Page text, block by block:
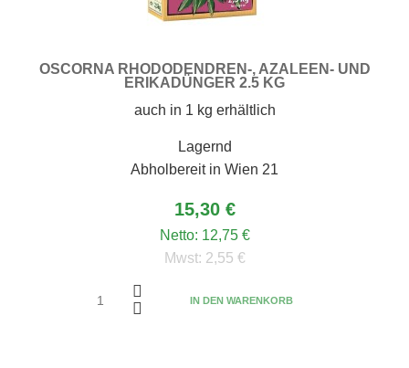
OSCORNA RHODODENDREN-, AZALEEN- UND
ERIKADÜNGER 2.5 KG
auch in 1 kg erhältlich
Lagernd
Abholbereit in Wien 21
15,30 €
Netto: 12,75 €
Mwst: 2,55 €
IN DEN WARENKORB